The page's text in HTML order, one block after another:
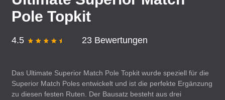
Pole Topkit
4.5 23 Bewertungen
Das Ultimate Superior Match Pole Topkit wurde speziell für die
Superior Match Poles entwickelt und ist die perfekte Ergänzung
zu diesen festen Ruten. Der Bausatz besteht aus drei